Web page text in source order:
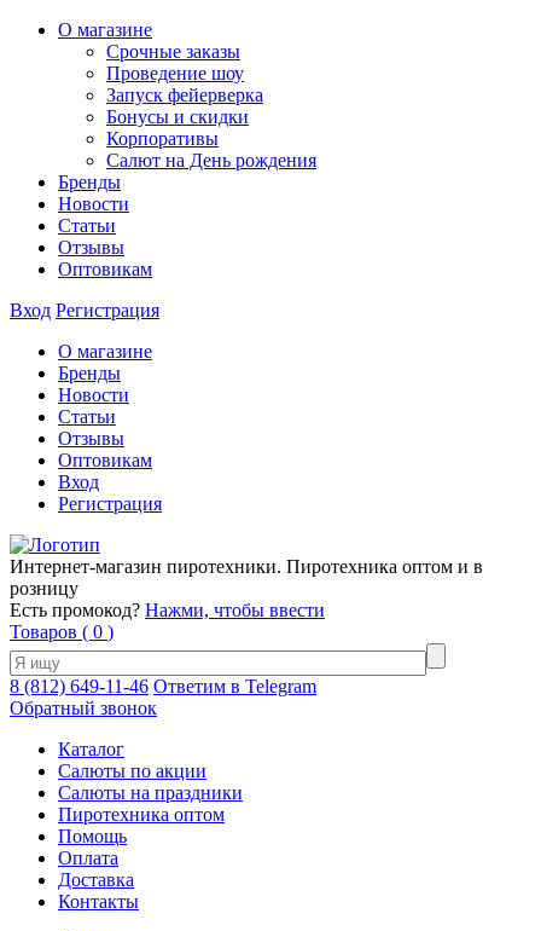
О магазине
Срочные заказы
Проведение шоу
Запуск фейерверка
Бонусы и скидки
Корпоративы
Салют на День рождения
Бренды
Новости
Статьи
Отзывы
Оптовикам
Вход Регистрация
О магазине
Бренды
Новости
Статьи
Отзывы
Оптовикам
Вход
Регистрация
Интернет-магазин пиротехники. Пиротехника оптом и в
розницу
Есть промокод? Нажми, чтобы ввести
Товаров ( 0 )
8 (812) 649-11-46 Ответим в Telegram
Обратный звонок
Каталог
Салюты по акции
Салюты на праздники
Пиротехника оптом
Помощь
Оплата
Доставка
Контакты